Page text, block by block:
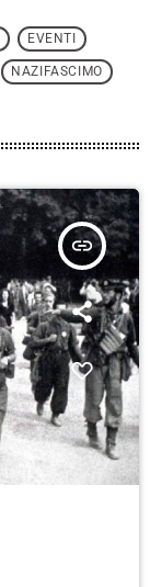
EVENTI
NAZIFASCIMO
insert_link